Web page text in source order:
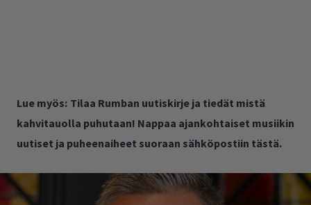
Lue myös: Tilaa Rumban uutiskirje ja tiedät mistä
kahvitauolla puhutaan! Nappaa ajankohtaiset musiikin
uutiset ja puheenaiheet suoraan sähköpostiin tästä.